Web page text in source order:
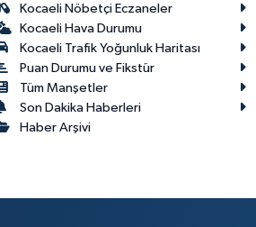
Kocaeli Nöbetçi Eczaneler
Kocaeli Hava Durumu
Kocaeli Trafik Yoğunluk Haritası
Puan Durumu ve Fikstür
Tüm Manşetler
Son Dakika Haberleri
Haber Arşivi